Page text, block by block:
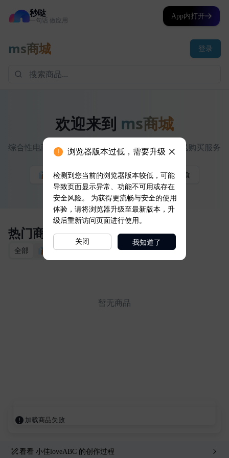
秒哒
一句话 做应用
App内打开
看看 小佳loveABC 的创作过程
浏览器版本过低，需要升级
检测到您当前的浏览器版本较低，可能
导致页面显示异常、功能不可用或存在
安全风险。 为获得更流畅与安全的使用
体验，请将浏览器升级至最新版本，升
级后重新访问页面进行使用。
关闭 我知道了